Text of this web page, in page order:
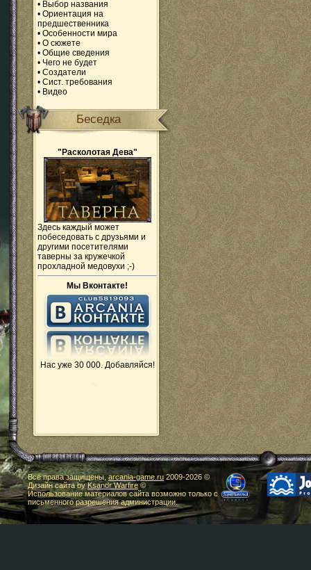
• Выбор названия
• Ориентация на
предшественника
• Особенности мира
• О сюжете
• Общие сведения
• Чего не будет
• Создатели
• Сист. требования
• Видео
Беседка
"Расколотая Дева"
Здесь каждый может
побеседовать с друзьями и
другими посетителями
таверны за кружечкой
прохладной медовухи ;-)
Мы Вконтакте!
Нас уже 30 000. Добавляйся!
Все права защищены,arcania-game.ru2009-2026 ©
Дизайн сайта byKsandr Warfire©
Использование материалов сайта возможно только с
письменного разрешения администрации.